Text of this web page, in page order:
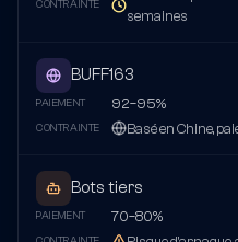
CONTRAINTE
semaines
BUFF163
PAIEMENT 92–95%
CONTRAINTE Basé en Chine,
Bots tiers
PAIEMENT 70–80%